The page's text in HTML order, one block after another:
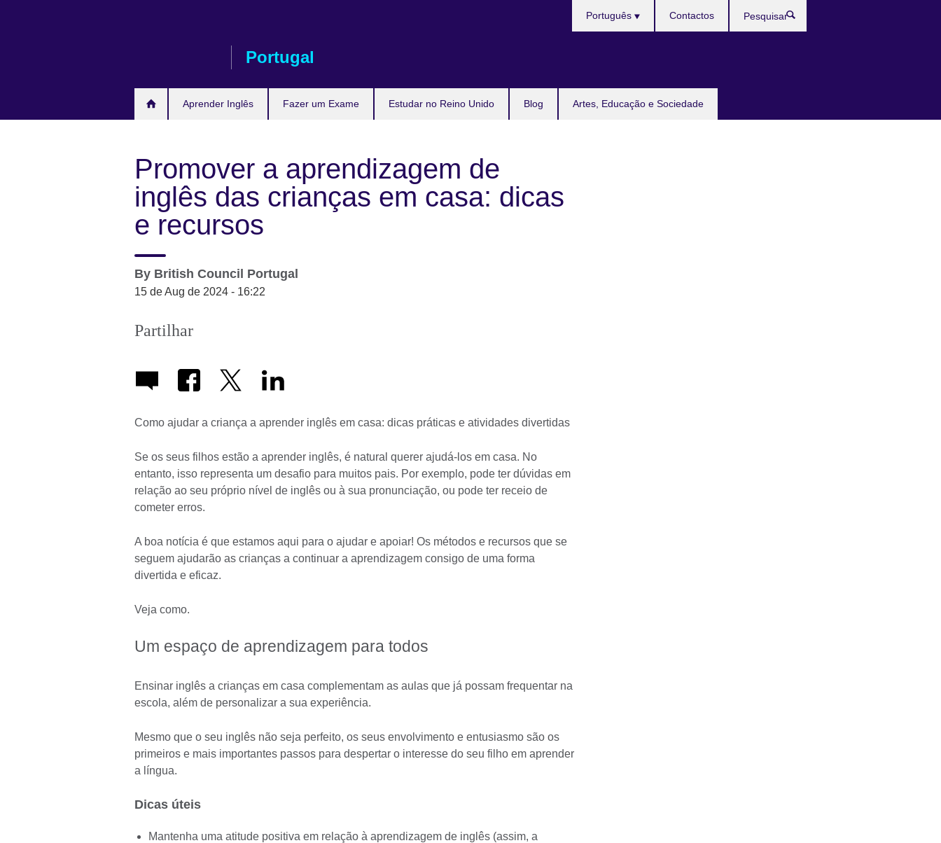
Portugal
Aprender Inglês Fazer um Exame Estudar no Reino Unido Blog Artes, Educação e Sociedade
Português Contactos
Promover a aprendizagem de
inglês das crianças em casa: dicas
e recursos
By British Council Portugal
15 de Aug de 2024 - 16:22
Partilhar
Como ajudar a criança a aprender inglês em casa: dicas práticas e atividades divertidas
Se os seus filhos estão a aprender inglês, é natural querer ajudá-los em casa. No
entanto, isso representa um desafio para muitos pais. Por exemplo, pode ter dúvidas em
relação ao seu próprio nível de inglês ou à sua pronunciação, ou pode ter receio de
cometer erros.
A boa notícia é que estamos aqui para o ajudar e apoiar! Os métodos e recursos que se
seguem ajudarão as crianças a continuar a aprendizagem consigo de uma forma
divertida e eficaz.
Veja como.
Um espaço de aprendizagem para todos
Ensinar inglês a crianças em casa complementam as aulas que já possam frequentar na
escola, além de personalizar a sua experiência.
Mesmo que o seu inglês não seja perfeito, os seus envolvimento e entusiasmo são os
primeiros e mais importantes passos para despertar o interesse do seu filho em aprender
a língua.
Dicas úteis
Mantenha uma atitude positiva em relação à aprendizagem de inglês (assim, a